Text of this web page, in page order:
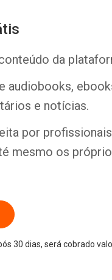
da
audiobooks,
e notícias.
por
mesmo os
30 dias, será cobrado